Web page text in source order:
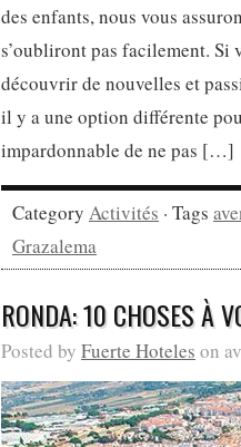
des enfants, nous vous
s’oubliront pas facilement. Si
découvrir de nouvelles et
il y a une option différente
impardonnable de ne pas […]
Category Activités · Tags
Grazalema
RONDA: 10 CHOSES À
Posted by Fuerte Hoteles on